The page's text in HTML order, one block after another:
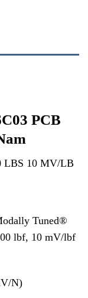
PCB
LBS 10 MV/LB
Tuned®
lbf, 10 mV/lbf
N)